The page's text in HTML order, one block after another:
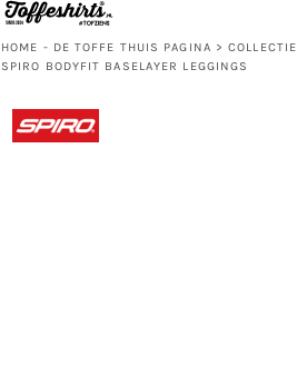
HOME - DE TOFFE THUIS PAGINA > COLLECTIE
SPIRO BODYFIT BASELAYER LEGGINGS